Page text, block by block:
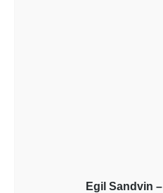
Egil Sandvin